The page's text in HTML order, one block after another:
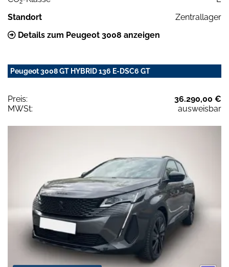
2
Standort
Zentrallager
Details zum Peugeot 3008 anzeigen
Peugeot 3008 GT HYBRID 136 E-DSC6 GT
Preis:
36.290,00 €
MWSt:
ausweisbar